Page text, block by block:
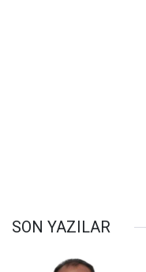
SON YAZILAR